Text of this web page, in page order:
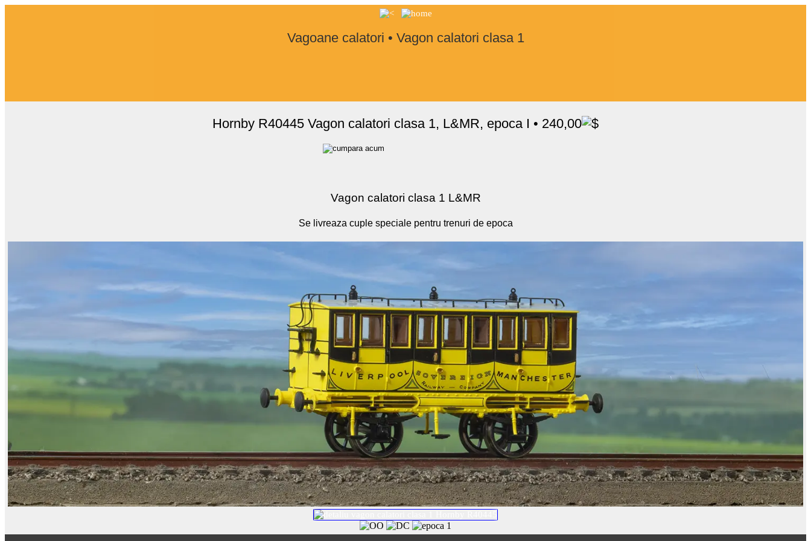
Vagoane calatori • Vagon calatori clasa 1
Hornby R40445 Vagon calatori clasa 1, L&MR, epoca I • 240,00
Vagon calatori clasa 1 L&MR
Se livreaza cuple speciale pentru trenuri de epoca